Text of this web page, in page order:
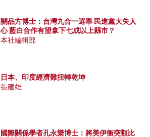
關品方博士：台灣九合一選舉 民進黨大失人
心 藍白合作有望拿下七成以上縣市？
本社編輯部
日本、印度經濟難扭轉乾坤
張建雄
國際關係學者孔永樂博士：將美伊衝突類比